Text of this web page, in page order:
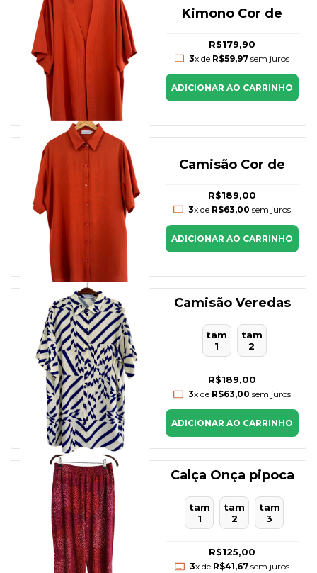
Kimono Cor de
R$179,90
3x de R$59,97 sem juros
ADICIONAR AO CARRINHO
Camisão Cor de
R$189,00
3x de R$63,00 sem juros
ADICIONAR AO CARRINHO
Camisão Veredas
tam
1
tam
2
R$189,00
3x de R$63,00 sem juros
ADICIONAR AO CARRINHO
Calça Onça pipoca
tam
1
tam
2
tam
3
R$125,00
3x de R$41,67sem juros